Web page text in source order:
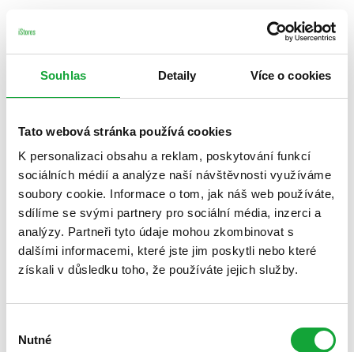
Souhlas Detaily Více o cookies
Tato webová stránka používá cookies
K personalizaci obsahu a reklam, poskytování funkcí
sociálních médií a analýze naší návštěvnosti využíváme
soubory cookie. Informace o tom, jak náš web používáte,
sdílíme se svými partnery pro sociální média, inzerci a
analýzy. Partneři tyto údaje mohou zkombinovat s
dalšími informacemi, které jste jim poskytli nebo které
získali v důsledku toho, že používáte jejich služby.
souhlasu
Nutné